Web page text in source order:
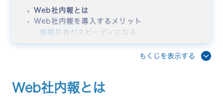
Web社内報とは
Web社内報を導入するメリット
情報共有がスピーディになる
作成や配布のリソースが削減できる
データの収集・分析ができる
もくじを表示する
Web社内報とは